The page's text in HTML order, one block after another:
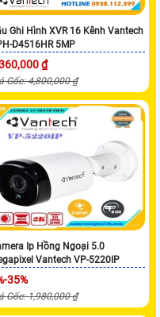
Ghi Hình XVR 16 Kênh Vantech
D4516HR 5MP
₫
Gốc: 4,800,000 ₫
Ip Hồng Ngoại 5.0
Vantech VP-5220IP
35%
Gốc: 1,980,000 ₫